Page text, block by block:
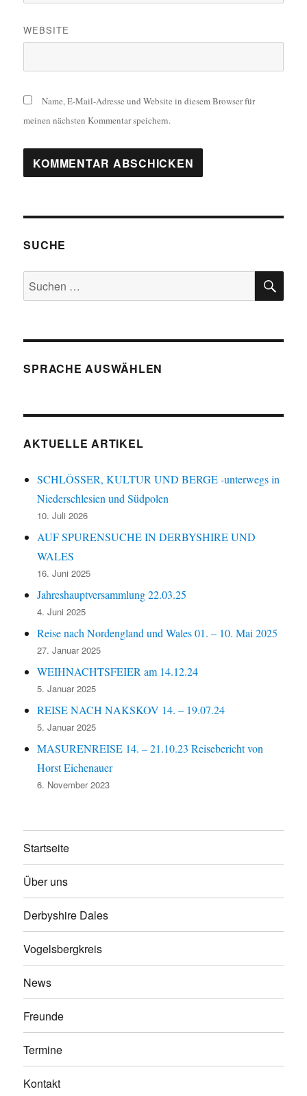
WEBSITE
Name, E-Mail-Adresse und Website in diesem Browser für
meinen nächsten Kommentar speichern.
SUCHE
Suchen
nach:
SPRACHE AUSWÄHLEN
AKTUELLE ARTIKEL
SCHLÖSSER, KULTUR UND BERGE -unterwegs in
Niederschlesien und Südpolen
10. Juli 2026
AUF SPURENSUCHE IN DERBYSHIRE UND
WALES
16. Juni 2025
Jahreshauptversammlung 22.03.25
4. Juni 2025
Reise nach Nordengland und Wales 01. – 10. Mai 2025
27. Januar 2025
WEIHNACHTSFEIER am 14.12.24
5. Januar 2025
REISE NACH NAKSKOV 14. – 19.07.24
5. Januar 2025
MASURENREISE 14. – 21.10.23 Reisebericht von
Horst Eichenauer
6. November 2023
Startseite
Über uns
Derbyshire Dales
Vogelsbergkreis
News
Freunde
Termine
Kontakt